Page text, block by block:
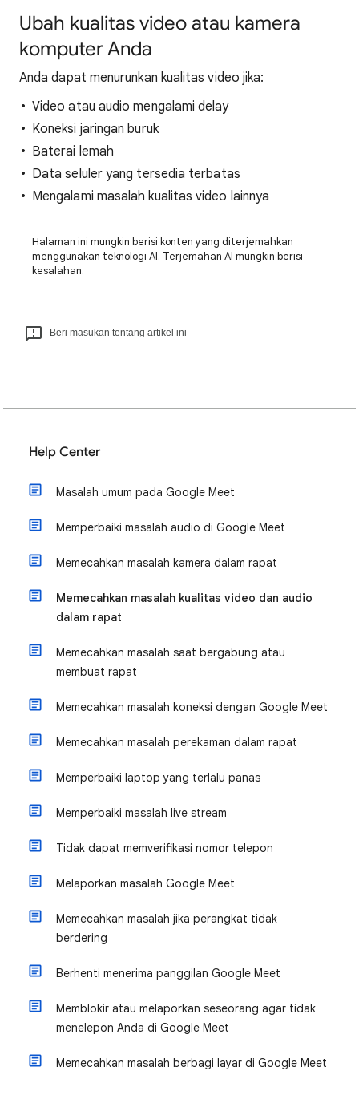
Ubah kualitas video atau kamera
komputer Anda
Anda dapat menurunkan kualitas video jika:
Video atau audio mengalami delay
Koneksi jaringan buruk
Baterai lemah
Data seluler yang tersedia terbatas
Mengalami masalah kualitas video lainnya
Halaman ini mungkin berisi konten yang diterjemahkan
menggunakan teknologi AI. Terjemahan AI mungkin berisi
kesalahan.
Beri masukan tentang artikel ini
Help Center
Masalah umum pada Google Meet
Memperbaiki masalah audio di Google Meet
Memecahkan masalah kamera dalam rapat
Memecahkan masalah kualitas video dan audio
dalam rapat
Memecahkan masalah saat bergabung atau
membuat rapat
Memecahkan masalah koneksi dengan Google Meet
Memecahkan masalah perekaman dalam rapat
Memperbaiki laptop yang terlalu panas
Memperbaiki masalah live stream
Tidak dapat memverifikasi nomor telepon
Melaporkan masalah Google Meet
Memecahkan masalah jika perangkat tidak
berdering
Berhenti menerima panggilan Google Meet
Memblokir atau melaporkan seseorang agar tidak
menelepon Anda di Google Meet
Memecahkan masalah berbagi layar di Google Meet